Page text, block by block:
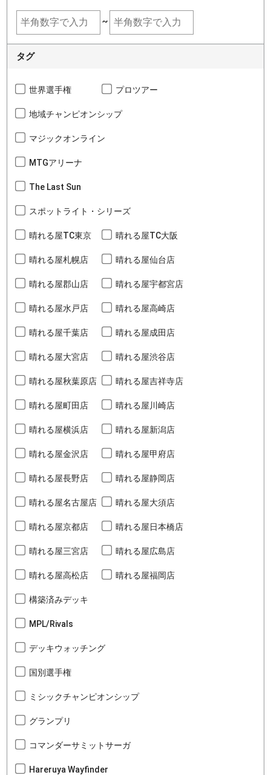
~
タグ
世界選手権 プロツアー
地域チャンピオンシップ
マジックオンライン
MTGアリーナ
The Last Sun
スポットライト・シリーズ
晴れる屋TC東京 晴れる屋TC大阪
晴れる屋札幌店 晴れる屋仙台店
晴れる屋郡山店 晴れる屋宇都宮店
晴れる屋水戸店 晴れる屋高崎店
晴れる屋千葉店 晴れる屋成田店
晴れる屋大宮店 晴れる屋渋谷店
晴れる屋秋葉原店 晴れる屋吉祥寺店
晴れる屋町田店 晴れる屋川崎店
晴れる屋横浜店 晴れる屋新潟店
晴れる屋金沢店 晴れる屋甲府店
晴れる屋長野店 晴れる屋静岡店
晴れる屋名古屋店 晴れる屋大須店
晴れる屋京都店 晴れる屋日本橋店
晴れる屋三宮店 晴れる屋広島店
晴れる屋高松店 晴れる屋福岡店
構築済みデッキ
MPL/Rivals
デッキウォッチング
国別選手権
ミシックチャンピオンシップ
グランプリ
コマンダーサミットサーガ
Hareruya Wayfinder